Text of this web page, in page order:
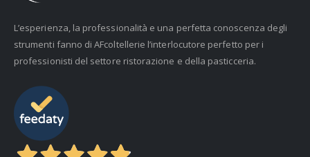
L’esperienza, la professionalità e una perfetta conoscenza degli
strumenti fanno di AFcoltellerie l’interlocutore perfetto per i
professionisti del settore ristorazione e della pasticceria.